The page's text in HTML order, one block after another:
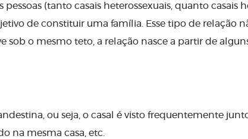
(tanto casais heterossexuais, quanto casais
de constituir uma família. Esse tipo de relação
sob o mesmo teto, a relação nasce a partir de
ou seja, o casal é visto frequentemente
na mesma casa, etc.